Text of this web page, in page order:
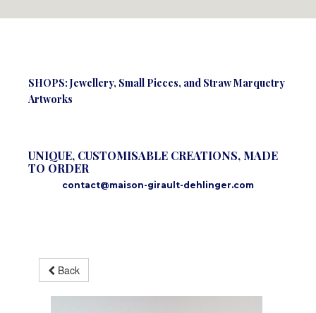
SHOPS: Jewellery, Small Pieces, and Straw Marquetry
Artworks
UNIQUE, CUSTOMISABLE CREATIONS, MADE
TO ORDER
contact@maison-girault-dehlinger.com
Back